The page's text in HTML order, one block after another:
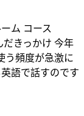
ーム コース
だきっかけ 今年
う頻度が急激に
語で話すのです